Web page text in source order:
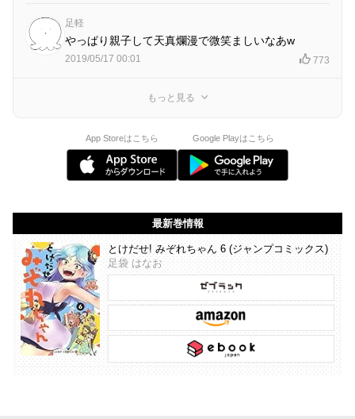
足軽
やっぱり親子して天真爛漫で微笑ましいなあw
2019/05/17 00:01 773
もっと見る
App Storeはこちら Google Playはこちら
最新巻情報
とけだせ! みぞれちゃん 6 (ジャンプコミックス)
足袋 はなお